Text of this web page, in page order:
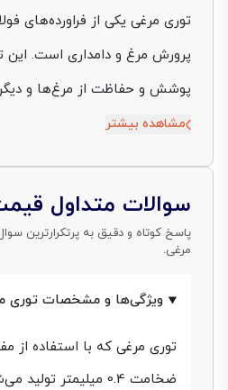
توری مرغی یکی از فراورده‌های
پرورش مرغ و دامداری است. این
پوشش و حفاظت از مرغ‌ها و دیگر
قرار می‌گیرند، نقش بسزایی در
تعیین قیمت این محصول بسیار
ادامه، به موضوعاتی از جمله
نکاتی که باید در هنگام خرید
گرفت، پرداخته خواهد شد.
قیمت امروز توری
مشاهده بیشتر
سوالات متداول
پاسخ کوتاه و دقیق به پرتکرارترین
مرغی.
ویژگی‌ها و مشخصات
توری مرغی که با استفاده از
ضخامت 0.4 میلیمتر